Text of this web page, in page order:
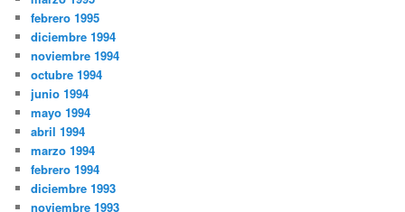
febrero 1995
diciembre 1994
noviembre 1994
octubre 1994
junio 1994
mayo 1994
abril 1994
marzo 1994
febrero 1994
diciembre 1993
noviembre 1993